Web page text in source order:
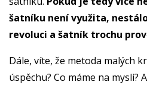
šatníku není využita,
revoluci a šatník trochu
Dále, víte, že metoda malých
úspěchu? Co máme na mysli?